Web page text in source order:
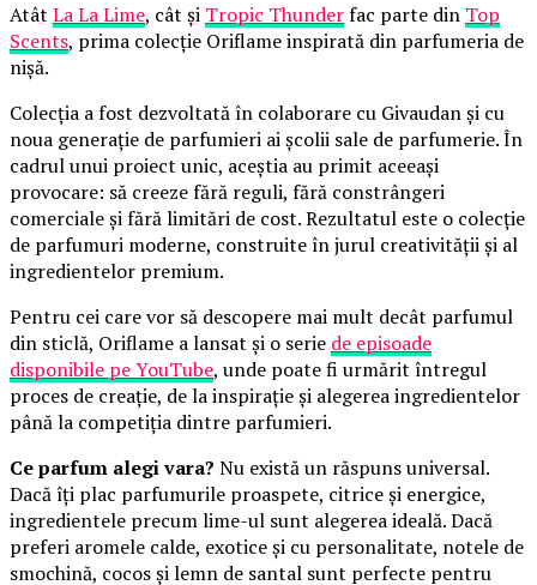
Atât La La Lime, cât și Tropic Thunderfac parte din Top
Scents, prima colecție Oriflame inspirată din parfumeria de
nișă.
Colecția a fost dezvoltată în colaborare cu Givaudan și cu
noua generație de parfumieri ai școlii sale de parfumerie. În
cadrul unui proiect unic, aceștia au primit aceeași
provocare: să creeze fără reguli, fără constrângeri
comerciale și fără limitări de cost. Rezultatul este o colecție
de parfumuri moderne, construite în jurul creativității și al
ingredientelor premium.
Pentru cei care vor să descopere mai mult decât parfumul
din sticlă, Oriflame a lansat și o serie de episoade
disponibile pe YouTube, unde poate fi urmărit întregul
proces de creație, de la inspirație și alegerea ingredientelor
până la competiția dintre parfumieri.
Ce parfum alegi vara? Nu există un răspuns universal.
Dacă îți plac parfumurile proaspete, citrice și energice,
ingredientele precum lime-ul sunt alegerea ideală. Dacă
preferi aromele calde, exotice și cu personalitate, notele de
smochină, cocos și lemn de santal sunt perfecte pentru